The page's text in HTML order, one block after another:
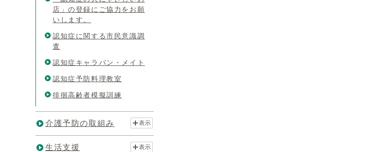
店」の登録にご協力をお願
いします。
認知症に関する市民意識調
査
認知症キャラバン・メイト
認知症予防料理教室
徘徊高齢者模擬訓練
介護予防の取組み 表示
生活支援 表示